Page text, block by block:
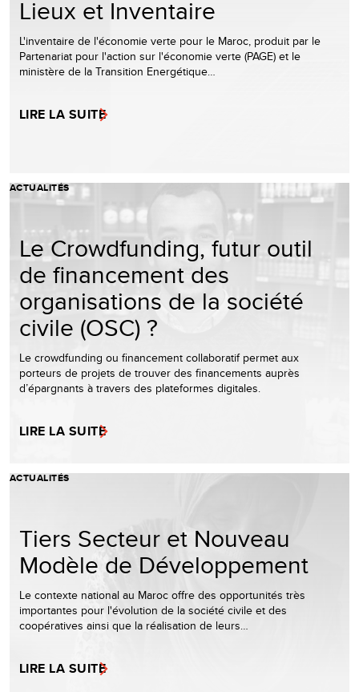
Lieux et Inventaire
L'inventaire de l'économie verte pour le Maroc, produit par le
Partenariat pour l'action sur l'économie verte (PAGE) et le
ministère de la Transition Energétique…
LIRE LA SUITE
ACTUALITÉS
Le Crowdfunding, futur outil
de financement des
organisations de la société
civile (OSC) ?
Le crowdfunding ou financement collaboratif permet aux
porteurs de projets de trouver des financements auprès
d’épargnants à travers des plateformes digitales.
LIRE LA SUITE
ACTUALITÉS
Tiers Secteur et Nouveau
Modèle de Développement
Le contexte national au Maroc offre des opportunités très
importantes pour l'évolution de la société civile et des
coopératives ainsi que la réalisation de leurs…
LIRE LA SUITE